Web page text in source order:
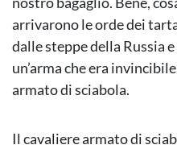
arrivarono le orde dei
dalle steppe della Russia
un’arma che era
armato di sciabola.
Il cavaliere armato di